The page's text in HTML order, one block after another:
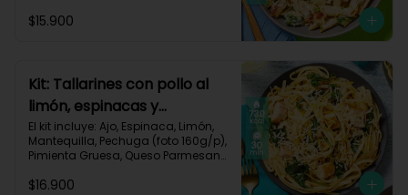
Zucchini Verde, Receta Impresa.
$15.900
Kit: Tallarines con pollo al
limón, espinacas y
parmesano-68
El kit incluye: Ajo, Espinaca, Limón,
Mantequilla, Pechuga (foto 160g/p),
Pimienta Gruesa, Queso Parmesano,
$16.900